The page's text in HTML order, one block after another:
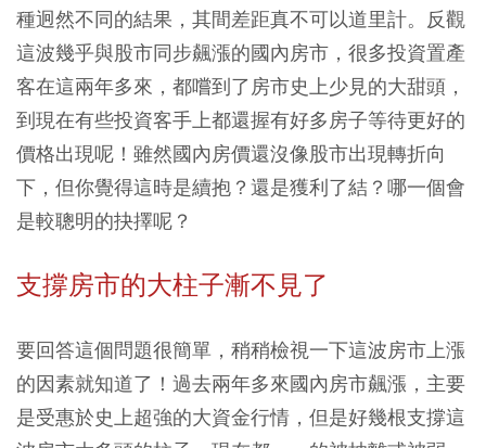
種迥然不同的結果，其間差距真不可以道里計。反觀
這波幾乎與股市同步飆漲的國內房市，很多投資置產
客在這兩年多來，都嚐到了房市史上少見的大甜頭，
到現在有些投資客手上都還握有好多房子等待更好的
價格出現呢！雖然國內房價還沒像股市出現轉折向
下，但你覺得這時是續抱？還是獲利了結？哪一個會
是較聰明的抉擇呢？
支撐房市的大柱子漸不見了
要回答這個問題很簡單，稍稍檢視一下這波房市上漲
的因素就知道了！過去兩年多來國內房市飆漲，主要
是受惠於史上超強的大資金行情，但是好幾根支撐這